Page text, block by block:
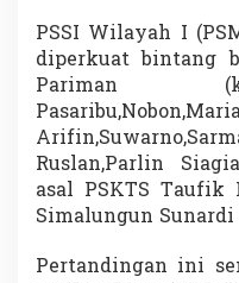
PSSI Wilayah I
diperkuat bintang
Pariman
Ruslan,Parlin
asal PSKTS Taufik
Simalungun
Pertandingan ini